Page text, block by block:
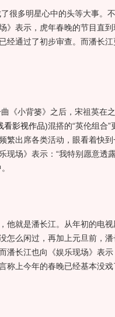
多明星心中的头等大事。不
表示，虎年春晚的节目直到
经通过了初步审查。而潘长
小背篓》之后，宋祖英在
看影视作品)混搭的“英伦组合
繁出席各类活动，眼看着快
现场》表示：“我特别愿意透
就是潘长江。从年初的电视
怎么闲过，再加上元旦前，
潘长江也向《娱乐现场》表
上今年的春晚已经基本没戏